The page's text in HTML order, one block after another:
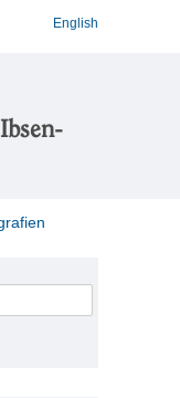
English